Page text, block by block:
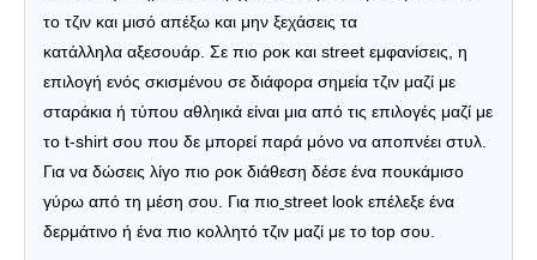
το τζιν και μισό απέξω και μην ξεχάσεις τα
κατάλληλα αξεσουάρ. Σε πιο ροκ και street εμφανίσεις, η
επιλογή ενός σκισμένου σε διάφορα σημεία τζιν μαζί με
σταράκια ή τύπου αθληικά είναι μια από τις επιλογές μαζί με
το t-shirt σου που δε μπορεί παρά μόνο να αποπνέει στυλ.
Για να δώσεις λίγο πιο ροκ διάθεση δέσε ένα πουκάμισο
γύρω από τη μέση σου. Για πιο street look επέλεξε ένα
δερμάτινο ή ένα πιο κολλητό τζιν μαζί με το top σου.